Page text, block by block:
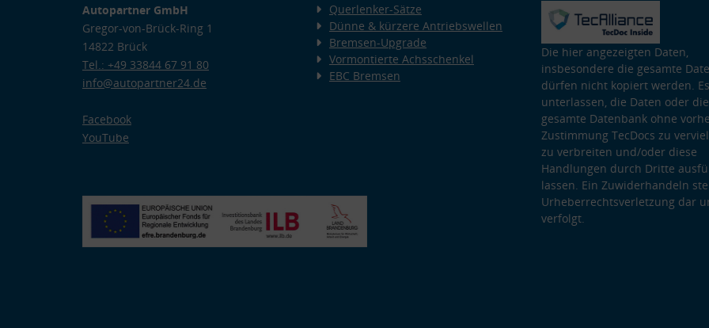
Autopartner GmbH
Gregor-von-Brück-Ring 1
14822 Brück
Tel.: +49 33844 67 91 80
info@autopartner24.de
Facebook
YouTube
Querlenker-Sätze
Dünne & kürzere Antriebswellen
Bremsen-Upgrade
Vormontierte Achsschenkel
EBC Bremsen
Die hier angezeigten Daten,
insbesondere die gesamte
dürfen nicht kopiert werden.
unterlassen, die Daten oder die
gesamte Datenbank ohne
Zustimmung TecDocs zu
zu verbreiten und/oder diese
Handlungen durch Dritte
lassen. Ein Zuwiderhandeln
Urheberrechtsverletzung dar
verfolgt.